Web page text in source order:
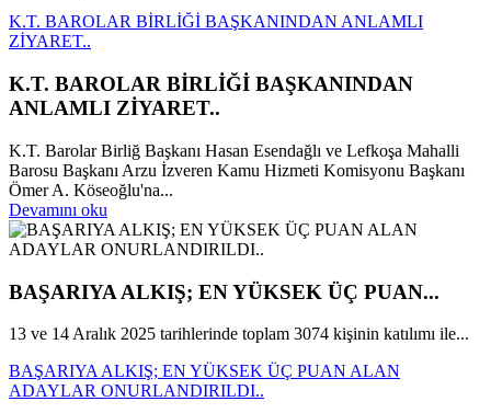
K.T. BAROLAR BİRLİĞİ BAŞKANINDAN ANLAMLI
ZİYARET..
K.T. BAROLAR BİRLİĞİ BAŞKANINDAN
ANLAMLI ZİYARET..
K.T. Barolar Birliğ Başkanı Hasan Esendağlı ve Lefkoşa Mahalli
Barosu Başkanı Arzu İzveren Kamu Hizmeti Komisyonu Başkanı
Ömer A. Köseoğlu'na...
Devamını oku
BAŞARIYA ALKIŞ; EN YÜKSEK ÜÇ PUAN...
13 ve 14 Aralık 2025 tarihlerinde toplam 3074 kişinin katılımı ile...
BAŞARIYA ALKIŞ; EN YÜKSEK ÜÇ PUAN ALAN
ADAYLAR ONURLANDIRILDI..